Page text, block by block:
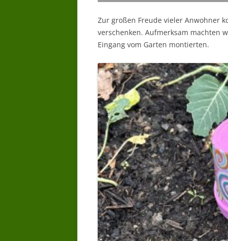
Zur großen Freude vieler Anwohner
verschenken. Aufmerksam machten
Eingang vom Garten montierten.